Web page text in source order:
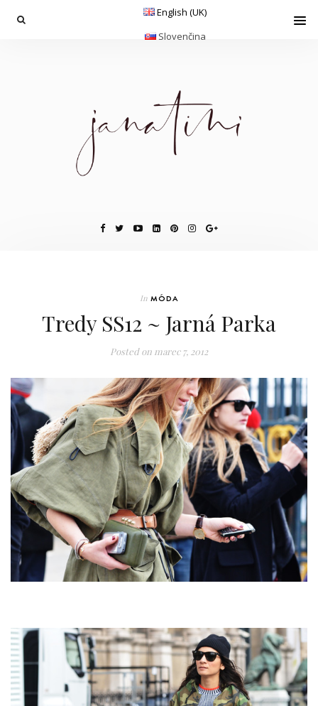
English (UK)
Slovenčina
In MÓDA
Tredy SS12 ~ Jarná Parka
Posted on marec 7, 2012